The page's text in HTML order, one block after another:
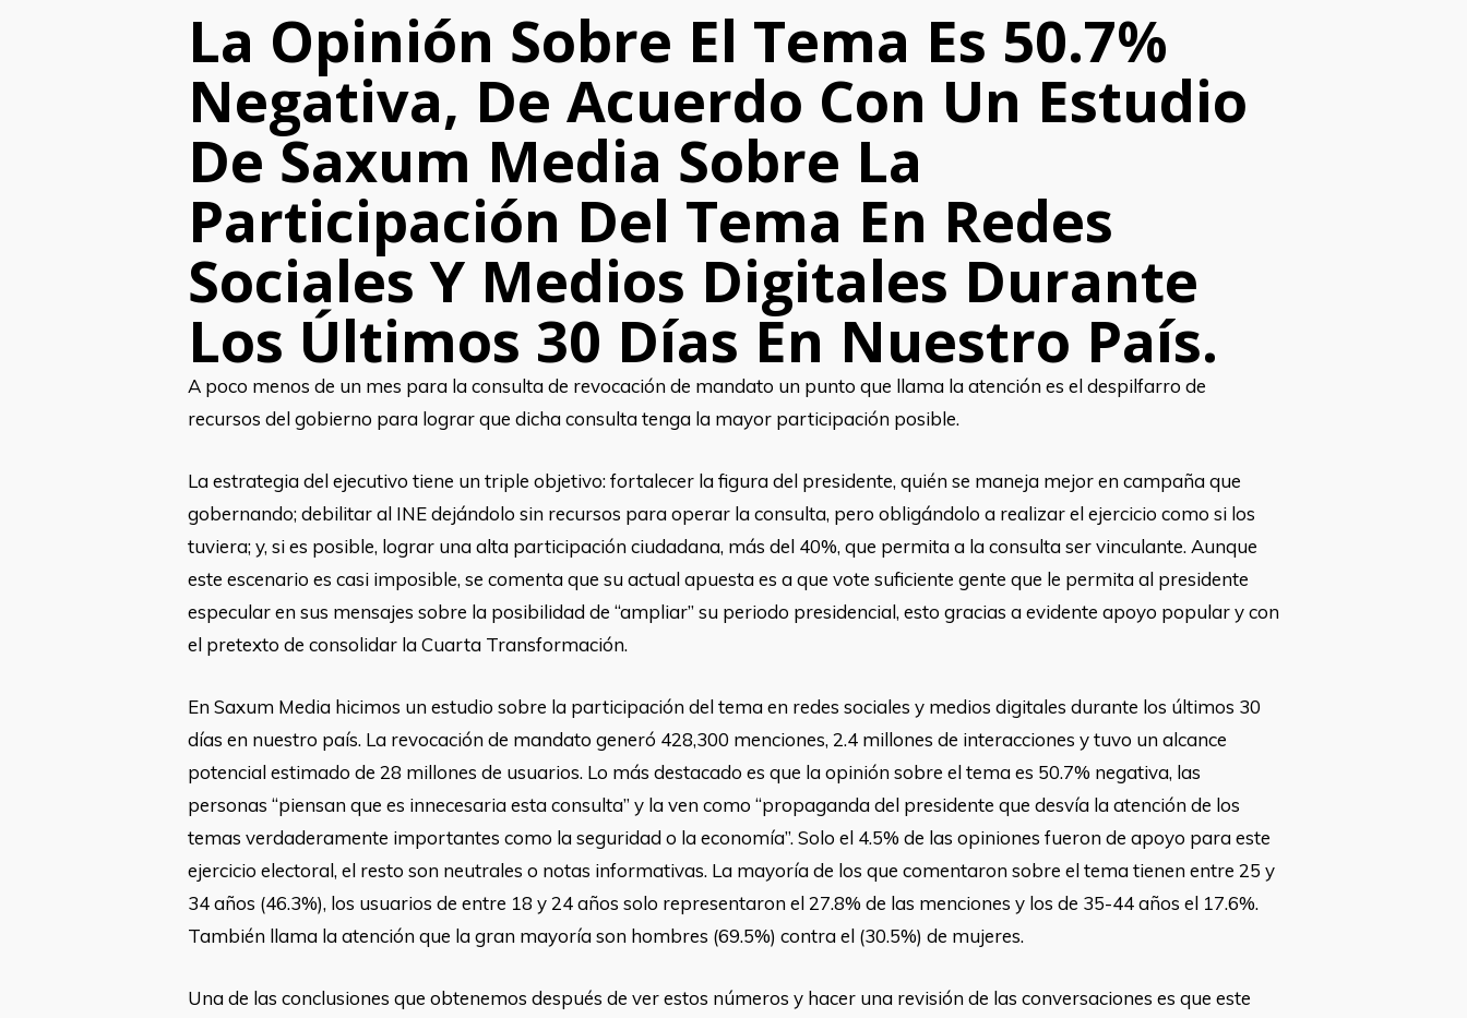
La Opinión Sobre El Tema Es 50.7%
Negativa, De Acuerdo Con Un Estudio
De Saxum Media Sobre La
Participación Del Tema En Redes
Sociales Y Medios Digitales Durante
Los Últimos 30 Días En Nuestro País.
A poco menos de un mes para la consulta de revocación de mandato un punto que llama la atención es el despilfarro de
recursos del gobierno para lograr que dicha consulta tenga la mayor participación posible.
La estrategia del ejecutivo tiene un triple objetivo: fortalecer la figura del presidente, quién se maneja mejor en campaña que
gobernando; debilitar al INE dejándolo sin recursos para operar la consulta, pero obligándolo a realizar el ejercicio como si los
tuviera; y, si es posible, lograr una alta participación ciudadana, más del 40%, que permita a la consulta ser vinculante. Aunque
este escenario es casi imposible, se comenta que su actual apuesta es a que vote suficiente gente que le permita al presidente
especular en sus mensajes sobre la posibilidad de “ampliar” su periodo presidencial, esto gracias a evidente apoyo popular y con
el pretexto de consolidar la Cuarta Transformación.
En Saxum Media hicimos un estudio sobre la participación del tema en redes sociales y medios digitales durante los últimos 30
días en nuestro país. La revocación de mandato generó 428,300 menciones, 2.4 millones de interacciones y tuvo un alcance
potencial estimado de 28 millones de usuarios. Lo más destacado es que la opinión sobre el tema es 50.7% negativa, las
personas “piensan que es innecesaria esta consulta” y la ven como “propaganda del presidente que desvía la atención de los
temas verdaderamente importantes como la seguridad o la economía”. Solo el 4.5% de las opiniones fueron de apoyo para este
ejercicio electoral, el resto son neutrales o notas informativas. La mayoría de los que comentaron sobre el tema tienen entre 25 y
34 años (46.3%), los usuarios de entre 18 y 24 años solo representaron el 27.8% de las menciones y los de 35-44 años el 17.6%.
También llama la atención que la gran mayoría son hombres (69.5%) contra el (30.5%) de mujeres.
Una de las conclusiones que obtenemos después de ver estos números y hacer una revisión de las conversaciones es que este